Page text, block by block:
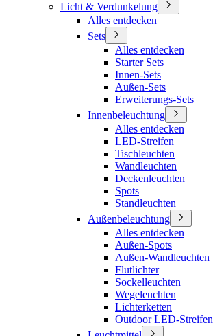
Licht & Verdunkelung
Alles entdecken
Sets
Alles entdecken
Starter Sets
Innen-Sets
Außen-Sets
Erweiterungs-Sets
Innenbeleuchtung
Alles entdecken
LED-Streifen
Tischleuchten
Wandleuchten
Deckenleuchten
Spots
Standleuchten
Außenbeleuchtung
Alles entdecken
Außen-Spots
Außen-Wandleuchten
Flutlichter
Sockelleuchten
Wegeleuchten
Lichterketten
Outdoor LED-Streifen